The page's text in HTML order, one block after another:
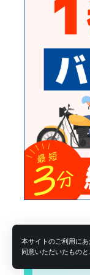
本サイトのご利用にあ
同意いただいたものと